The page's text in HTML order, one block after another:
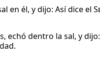
en él, y dijo: Así dice el
echó dentro la sal, y